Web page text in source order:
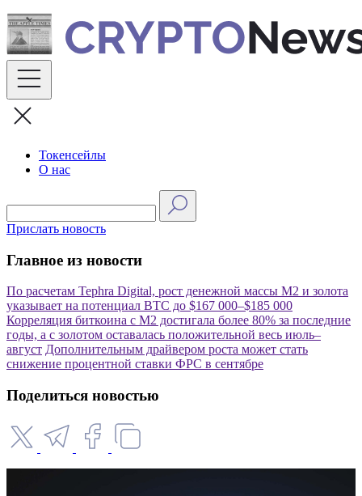
Skip
to
content
Токенсейлы
О нас
Прислать новость
Главное из новости
По расчетам Tephra Digital, рост денежной массы M2 и золота
указывает на потенциал BTC до $167 000–$185 000
Корреляция биткоина с M2 достигала более 80% за последние
годы, а с золотом оставалась положительной весь июль–
август Дополнительным драйвером роста может стать
снижение процентной ставки ФРС в сентябре
Поделиться новостью